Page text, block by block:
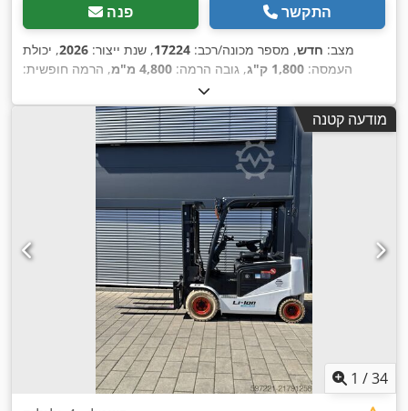
פנה התקשר
מצב: חדש, מספר מכונה/רכב: 17224, שנת ייצור: 2026, יכולת
העמסה: 1,800 ק"ג , גובה הרמה: 4,800 מ"מ
, הרמה חופשית:
500 מ"מ
טריפלקס, גובה בנייה:2,215 מ"מ , מתח סוללה: 51.2 V, אורך
המזלג:1,150 מ"מ , גודל הצמיג הקדמי: 18x7-6 weiss , גודל צמיג
16x6-8 weiss , משקל כולל:3,460 ק"ג ,
מודעה קטנה
1 /34